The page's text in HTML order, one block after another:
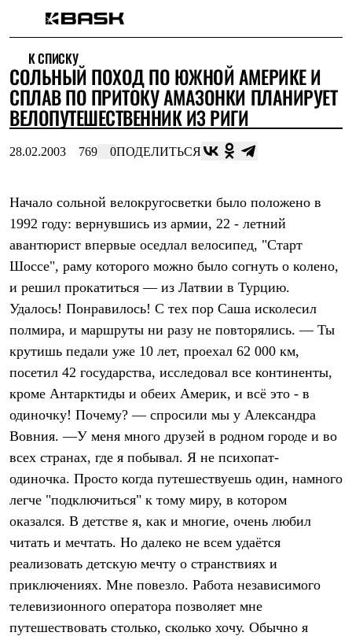
Интернет-магазин
Мужская одежда
Утепленная пухом
Куртки
Брюки
Комбинезоны
Штормовая одежда
Куртки
Софтшелл одежда
Куртки
Брюки
Флисовая одежда
Куртки
Брюки
Термобелье
Теплое термобелье
Среднее термобелье
Легкое термобелье
Лёгкая одежда
Футболки
Толстовки
Брюки
Женская одежда
Утепленная пухом
Куртки
Жилеты
Утепленная синтетикой
Брюки
Штормовая одежда
К СПИСКУ
СОЛЬНЫЙ ПОХОД ПО ЮЖНОЙ АМЕРИКЕ И
СПЛАВ ПО ПРИТОКУ АМАЗОНКИ ПЛАНИРУЕТ
ВЕЛОПУТЕШЕСТВЕННИК ИЗ РИГИ
28.02.2003 769 0ПОДЕЛИТЬСЯ
Начало сольной велокругосветки было положено в
1992 году: вернувшись из армии, 22 - летний
авантюрист впервые оседлал велосипед, "Старт
Шоссе", раму которого можно было согнуть о колено,
и решил прокатиться — из Латвии в Турцию.
Удалось! Понравилось! С тех пор Саша исколесил
полмира, и маршруты ни разу не повторялись. — Ты
крутишь педали уже 10 лет, проехал 62 000 км,
посетил 42 государства, исследовал все континенты,
кроме Антарктиды и обеих Америк, и всё это - в
одиночку! Почему? — спросили мы у Александра
Вовния. —У меня много друзей в родном городе и во
всех странах, где я побывал. Я не психопат-
одиночка. Просто когда путешествуешь один, намного
легче "подключиться" к тому миру, в котором
оказался. В детстве я, как и многие, очень любил
читать и мечтать. Но далеко не всем удаётся
реализовать детскую мечту о странствиях и
приключениях. Мне повезло. Работа независимого
телевизионного оператора позволяет мне
путешествовать столько, сколько хочу. Обычно я